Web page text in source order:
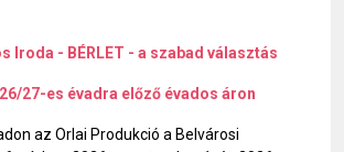
Iroda - BÉRLET - a szabad választás
27-es évadra előző évados áron
az Orlai Produkció a Belvárosi